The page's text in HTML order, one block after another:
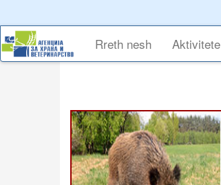
Main
navigation
Rreth nesh Aktivitete